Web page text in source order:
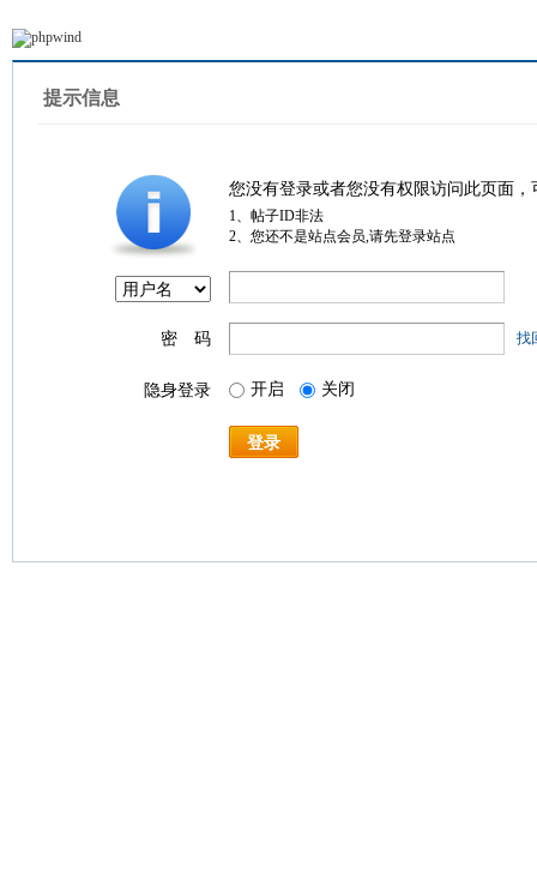
提示信息
您没有登录或者您没有权限访问此页面
1、帖子ID非法
2、您还不是站点会员,请先登录站点
密 码 找
隐身登录 开启 关闭
登录